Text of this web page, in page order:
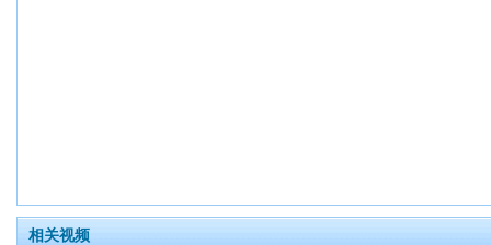
相关视频